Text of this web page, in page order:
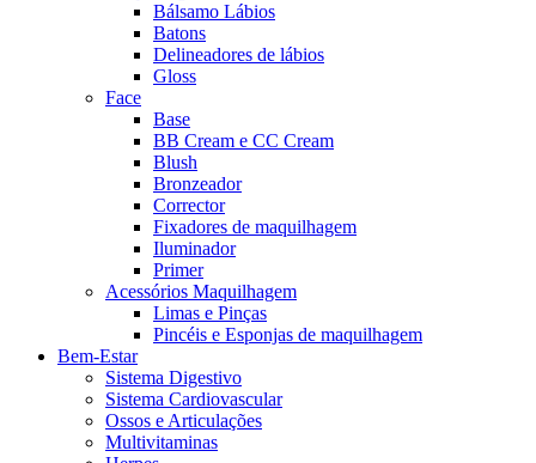
Bálsamo Lábios
Batons
Delineadores de lábios
Gloss
Face
Base
BB Cream e CC Cream
Blush
Bronzeador
Corrector
Fixadores de maquilhagem
Iluminador
Primer
Acessórios Maquilhagem
Limas e Pinças
Pincéis e Esponjas de maquilhagem
Bem-Estar
Sistema Digestivo
Sistema Cardiovascular
Ossos e Articulações
Multivitaminas